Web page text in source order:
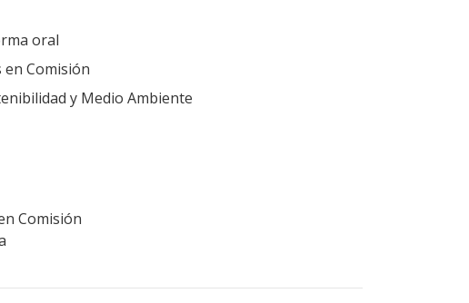
oral
Comisión
y Medio Ambiente
Comisión